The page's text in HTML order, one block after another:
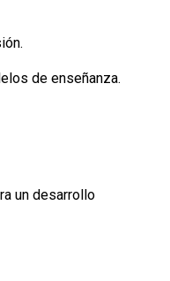
de enseñanza.
un desarrollo